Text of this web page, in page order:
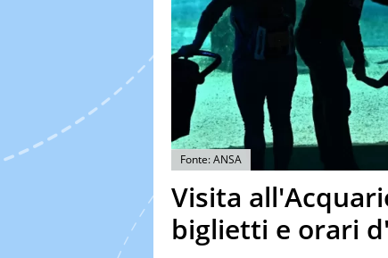
Fonte: ANSA
Visita
biglietti e orari